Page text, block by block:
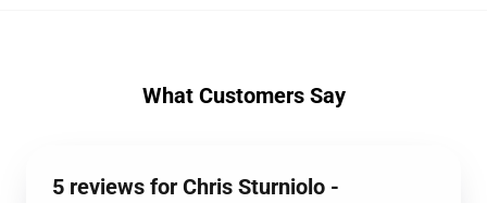
What Customers Say
5 reviews for Chris Sturniolo -